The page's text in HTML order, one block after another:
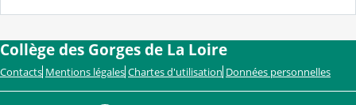
Collège des Gorges de La Loire
Contacts Mentions légales Chartes d'utilisation Données personnelles